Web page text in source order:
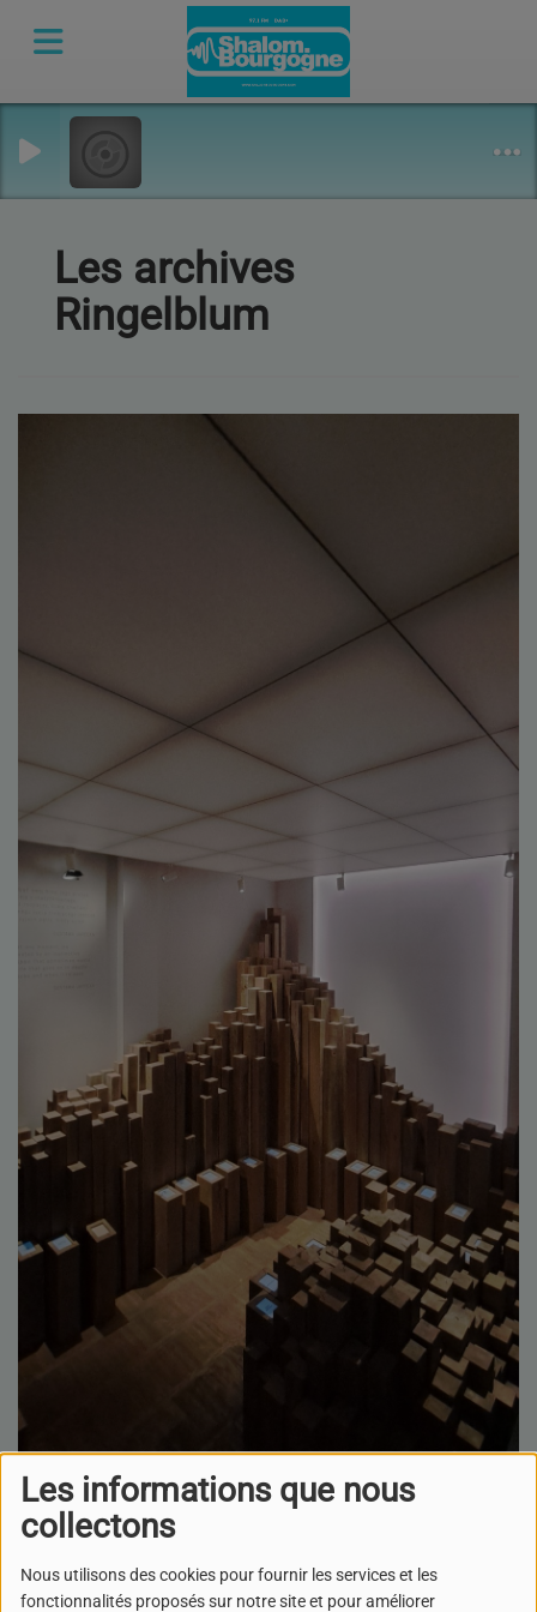
Les informations que nous
collectons
Nous utilisons des cookies pour fournir les services et les
fonctionnalités proposés sur notre site et pour améliorer
Les archives
Ringelblum
ÉCOUTER LE PODCAST